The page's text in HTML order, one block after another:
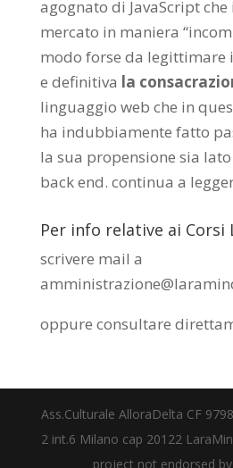
agognato di JavaScript
mercato in maniera
modo forse da legittimare
e definitiva la
linguaggio web che in
ha indubbiamente fatto
la sua propensione sia
back end. continua a
Per info relative ai Corsi
scrivere mail a
oppure consultare
Ass.Culturale AlloraDelta CF
2 int.6 Milano cap 20122
project not endorsed